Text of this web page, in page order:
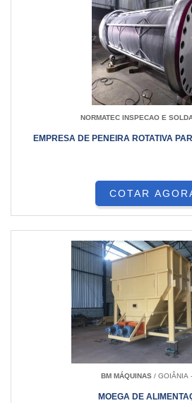
NORMATEC INSPECAO E
EMPRESA DE PENEIRA ROTATIVA
COTAR
BM MÁQUINAS/ GOIÂNIA
MOEGA DE